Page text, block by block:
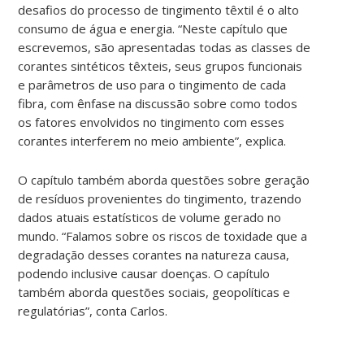
desafios do processo de tingimento têxtil é o alto
consumo de água e energia. “Neste capítulo que
escrevemos, são apresentadas todas as classes de
corantes sintéticos têxteis, seus grupos funcionais
e parâmetros de uso para o tingimento de cada
fibra, com ênfase na discussão sobre como todos
os fatores envolvidos no tingimento com esses
corantes interferem no meio ambiente”, explica.
O capítulo também aborda questões sobre geração
de resíduos provenientes do tingimento, trazendo
dados atuais estatísticos de volume gerado no
mundo. “Falamos sobre os riscos de toxidade que a
degradação desses corantes na natureza causa,
podendo inclusive causar doenças. O capítulo
também aborda questões sociais, geopolíticas e
regulatórias”, conta Carlos.